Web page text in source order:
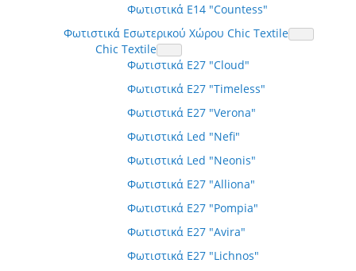
Φωτιστικά E14 "Countess"
Φωτιστικά Εσωτερικού Χώρου Chic Textile
Chic Textile
Φωτιστικά E27 "Cloud"
Φωτιστικά E27 "Timeless"
Φωτιστικά E27 "Verona"
Φωτιστικά Led "Nefi"
Φωτιστικά Led "Neonis"
Φωτιστικά E27 "Alliona"
Φωτιστικά E27 "Pompia"
Φωτιστικά E27 "Avira"
Φωτιστικά E27 "Lichnos"